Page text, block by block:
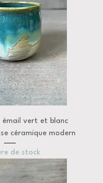
émail vert et blanc
céramique modern
de stock